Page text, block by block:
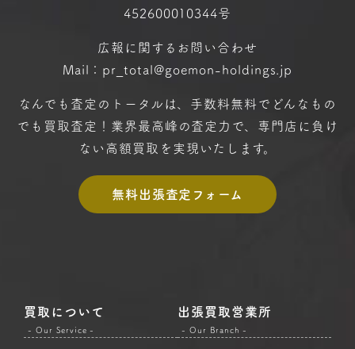
452600010344号
広報に関するお問い合わせ
Mail：pr_total@goemon-holdings.jp
なんでも査定のトータルは、手数料無料で どんなもの
でも買取査定！ 業界最高峰の査定力で、専門店に 負け
ない高額買取を実現いたします。
無料出張査定フォーム
買取について
- Our Service -
出張買取営業所
- Our Branch -